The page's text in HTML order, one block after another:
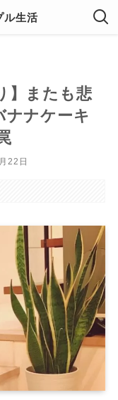
ル生活
】またも悲
ナナケーキ
22日